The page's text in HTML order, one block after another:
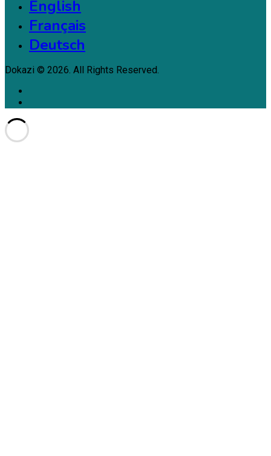
English
Français
Deutsch
Dokazi © 2026. All Rights Reserved.